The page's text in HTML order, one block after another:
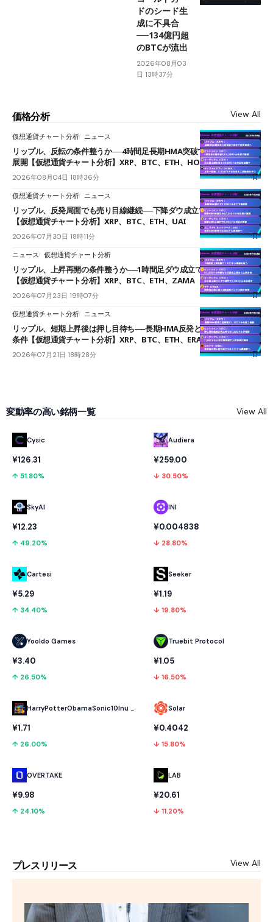
ドのシード生
成に不具合
──134億円超
のBTCが流出
2026年08月03
日 13時37分
価格分析 View All
仮想通貨チャート分析 ニュース
リップル、反転の条件整うか──4時間足長期HMA突破で雲下端を目指す
展開【仮想通貨チャート分析】XRP、BTC、ETH、HOME
2026年08月04日 18時36分
仮想通貨チャート分析 ニュース
リップル、反発局面でも売り目線継続──下降ダウ成立で下値追う展開
【仮想通貨チャート分析】XRP、BTC、ETH、UAI
2026年07月30日 18時11分
ニュース 仮想通貨チャート分析
リップル、上昇再開の条件整うか──1時間足ダウ成立で1.185ドルを狙う
【仮想通貨チャート分析】XRP、BTC、ETH、ZAMA
2026年07月23日 19時07分
仮想通貨チャート分析 ニュース
リップル、短期上昇後は押し目待ち──長期HMA反発と雲上抜けが買い
条件【仮想通貨チャート分析】XRP、BTC、ETH、ERA
2026年07月21日 18時28分
変動率の高い銘柄一覧 View All
Cysic
¥126.31
↑ 51.80%
SkyAI
¥12.23
↑ 49.20%
Cartesi
¥5.29
↑ 34.40%
Yooldo Games
¥3.40
↑ 26.50%
HarryPotterObamaSonic10Inu (ETH)
¥1.71
↑ 26.00%
OVERTAKE
¥9.98
↑ 24.10%
Audiera
¥259.00
↓ 30.50%
INI
¥0.004838
↓ 28.80%
Seeker
¥1.19
↓ 19.80%
Truebit Protocol
¥1.05
↓ 16.50%
Solar
¥0.4042
↓ 15.80%
LAB
¥20.61
↓ 11.20%
プレスリリース View All